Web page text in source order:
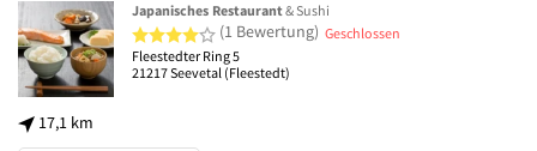
17,1 km
Japanisches Restaurant& Sushi
4 von 5 Sternen
(1 Bewertung) Geschlossen
Fleestedter Ring 5
21217Seevetal (Fleestedt)